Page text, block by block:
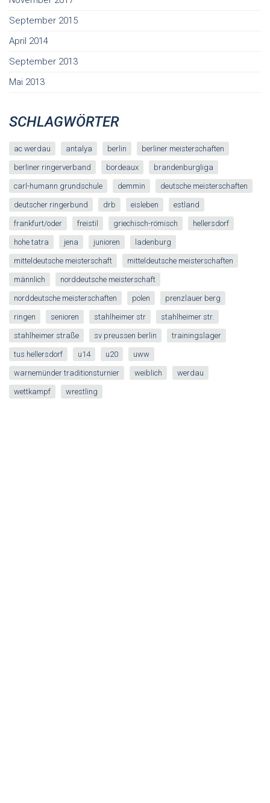
September 2015
April 2014
September 2013
Mai 2013
SCHLAGWÖRTER
ac werdau antalya berlin berliner meisterschaften
berliner ringerverband bordeaux brandenburgliga
carl-humann grundschule demmin deutsche meisterschaften
deutscher ringerbund drb eisleben estland
frankfurt/oder freistil griechisch-römisch hellersdorf
hohe tatra jena junioren ladenburg
mitteldeutsche meisterschaft mitteldeutsche meisterschaften
männlich norddeutsche meisterschaft
norddeutsche meisterschaften polen prenzlauer berg
ringen senioren stahlheimer str stahlheimer str.
stahlheimer straße sv preussen berlin trainingslager
tus hellersdorf u14 u20 uww
warnemünder traditionsturnier weiblich werdau
wettkampf wrestling